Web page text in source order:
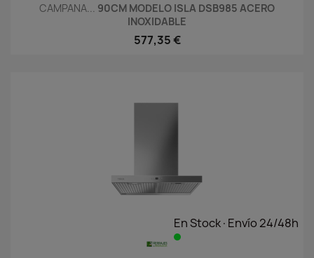
CAMPANA... 90CM MODELO ISLA DSB985 ACERO
INOXIDABLE
577,35 €
En Stock·Envío 24/48h